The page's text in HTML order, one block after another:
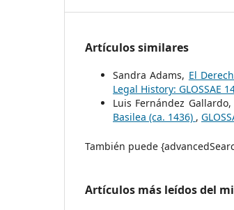
Artículos similares
Sandra Adams, El
Legal History: GLOSSAE
Luis Fernández Gallardo,
Basilea (ca. 1436) ,
También puede
Artículos más leídos del